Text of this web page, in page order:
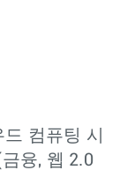
컴퓨팅 시
융, 웹 2.0